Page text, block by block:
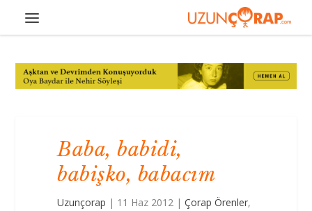
Baba, babidi,
babişko, babacım
Uzunçorap | 11 Haz 2012 |Çorap Örenler,